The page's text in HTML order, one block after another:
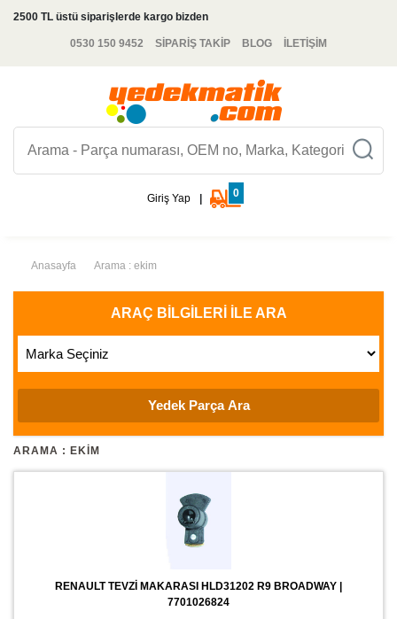
2500 TL üstü siparişlerde kargo bizden
0530 150 9452 SİPARİŞ TAKİP BLOG İLETİŞİM
Giriş Yap 0
Anasayfa Arama : ekim
ARAÇ BILGILERI İLE ARA
ARAMA : EKIM
RENAULT TEVZİ MAKARASI HLD31202 R9 BROADWAY |
7701026824